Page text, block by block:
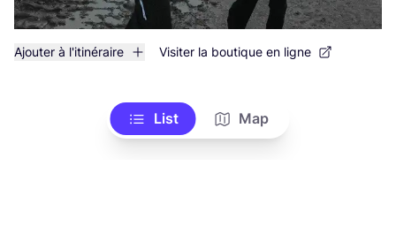
Ajouter à l'itinéraire Visiter la boutique en ligne
List Map